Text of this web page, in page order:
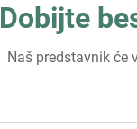
Dobijte
Naš predstavnik će